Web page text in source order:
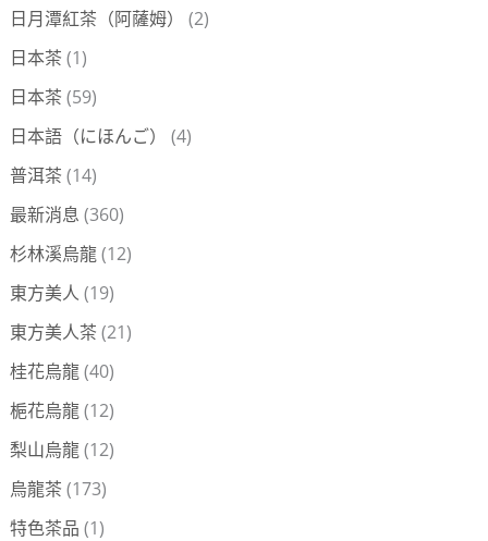
日月潭紅茶（阿薩姆）
(2)
日本茶 (1)
日本茶 (59)
日本語（にほんご）
(4)
普洱茶 (14)
最新消息 (360)
杉林溪烏龍(12)
東方美人 (19)
東方美人茶 (21)
桂花烏龍(40)
梔花烏龍(12)
梨山烏龍(12)
烏龍茶 (173)
特色茶品 (1)